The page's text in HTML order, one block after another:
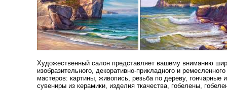
Художественный салон представляет вашему вниманию
изобразительного, декоративно-прикладного и
мастеров: картины, живопись, резьба по дереву, гончарные
сувениры из керамики, изделия ткачества, гобелены,